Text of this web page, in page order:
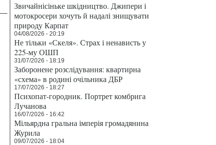
Звичайнісіньке шкідництво. Джипери і
мотокросери хочуть й надалі знищувати
природу Карпат
04/08/2026 - 20:19
Не тільки «Скеля». Страх і ненависть у
225-му ОШП
31/07/2026 - 18:19
Заборонене розслідування: квартирна
«схема» в родині очільника ДБР
17/07/2026 - 18:27
Психопат-городник. Портрет комбрига
Лучанова
16/07/2026 - 16:42
Мільярдна гральна імперія громадянина
Журила
09/07/2026 - 18:04